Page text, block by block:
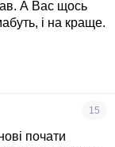
А Вас щось
і на краще.
15
почати